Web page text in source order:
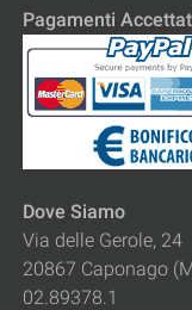
Pagamenti
Dove Siamo
Via delle Gerole, 24
20867 Caponago
02.89378.1